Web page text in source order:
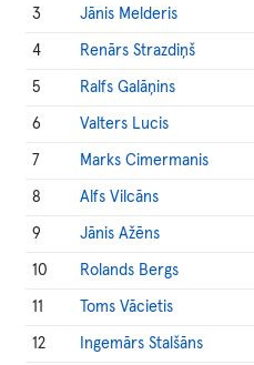
3 Jānis Melderis
4 Renārs Strazdiņš
5 Ralfs Galāņins
6 Valters Lucis
7 Marks Cimermanis
8 Alfs Vilcāns
9 Jānis Ažēns
10 Rolands Bergs
11 Toms Vācietis
12 Ingemārs Stalšāns